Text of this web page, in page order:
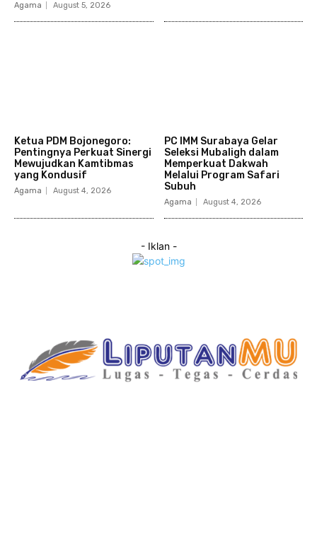
Agama August 5, 2026
Ketua PDM Bojonegoro:
Pentingnya Perkuat Sinergi
Mewujudkan Kamtibmas
yang Kondusif
Agama August 4, 2026
PC IMM Surabaya Gelar
Seleksi Mubaligh dalam
Memperkuat Dakwah
Melalui Program Safari
Subuh
Agama August 4, 2026
- Iklan -